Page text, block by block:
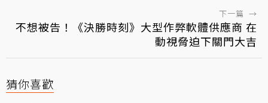
下一篇 →
不想被告！《決勝時刻》大型作弊軟體供應商 在
動視脅迫下關門大吉
猜你喜歡